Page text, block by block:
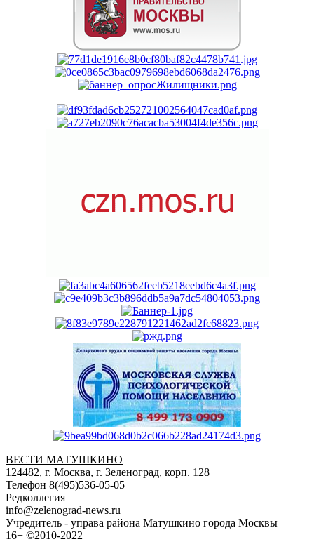
ВЕСТИ МАТУШКИНО
124482, г. Москва, г. Зеленоград, корп. 128
Телефон 8(495)536-05-05
Редколлегия
info@zelenograd-news.ru
Учредитель - управа района Матушкино города Москвы
16+ ©2010-2022